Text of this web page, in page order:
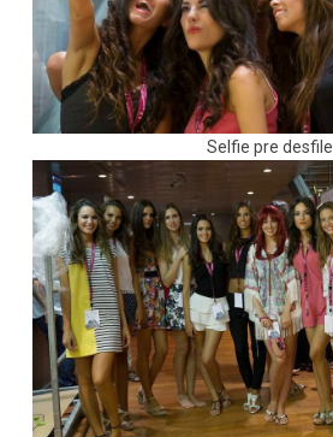
Selfie pre desfile